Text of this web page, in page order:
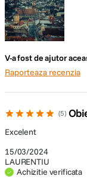
V-a fost de ajutor
Raporteaza recenzia
5
15/03/2024
LAURENTIU
Achizitie verificata
Excelent